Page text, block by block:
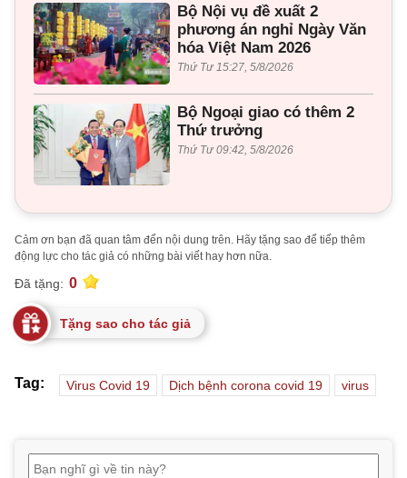
Bộ Nội vụ đề xuất 2
phương án nghỉ Ngày Văn
hóa Việt Nam 2026
Thứ Tư 15:27, 5/8/2026
Bộ Ngoại giao có thêm 2
Thứ trưởng
Thứ Tư 09:42, 5/8/2026
Cảm ơn bạn đã quan tâm đến nội dung trên. Hãy tặng sao để tiếp thêm
động lực cho tác giả có những bài viết hay hơn nữa.
Đã tặng: 0
Tặng sao cho tác giả
Tag: Virus Covid 19 Dịch bệnh corona covid 19 virus